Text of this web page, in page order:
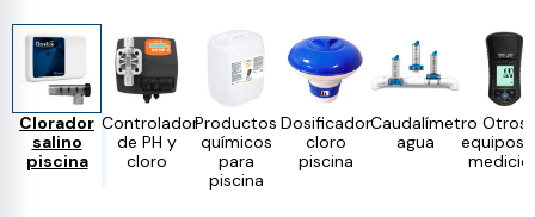
Clorador
salino
piscina
Controlador
de PH y
cloro
Productos
químicos
para
piscina
Dosificador
cloro
piscina
Caudalímetro
agua
Otros
equipos